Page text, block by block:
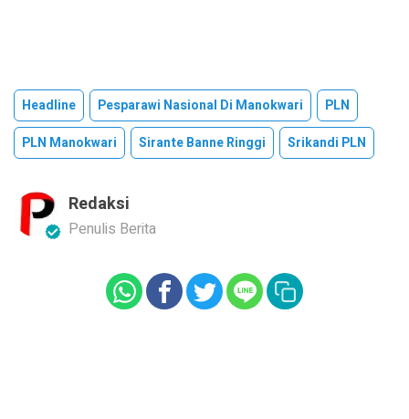
Headline Pesparawi Nasional Di Manokwari
PLN
PLN Manokwari
Sirante Banne Ringgi Srikandi PLN
Redaksi
Penulis Berita